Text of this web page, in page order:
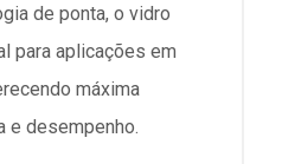
de ponta, o vidro
para aplicações em
máxima
e desempenho.